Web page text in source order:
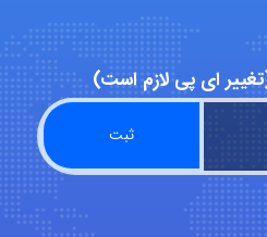
emami
ehtesham
ای پی لازم است)